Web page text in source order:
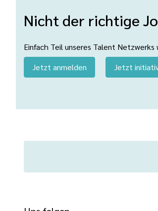
Nicht der richtige
Einfach Teil unseres Talent
Jetzt anmelden
Jetzt